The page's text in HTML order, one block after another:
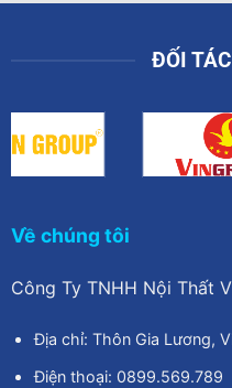
ĐỐI
Về chúng tôi
Công Ty TNHH Nội Thất
Địa chỉ: Thôn Gia Lương,
Điện thoại: 0899.569.789